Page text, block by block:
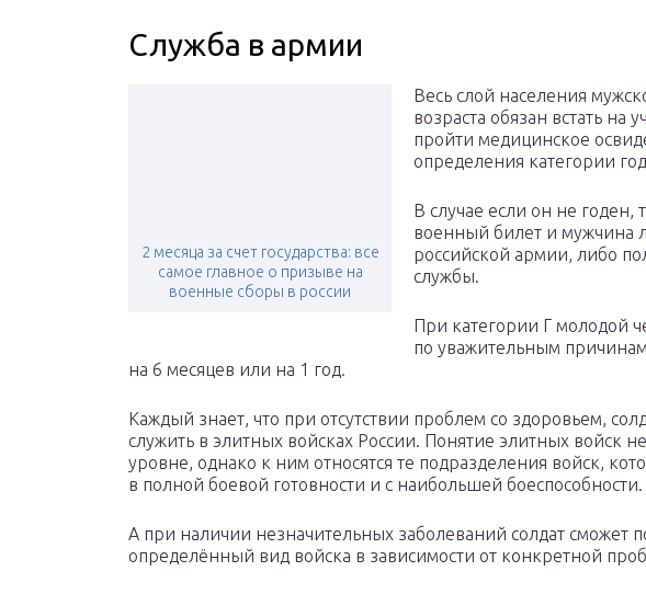
Служба в армии
2 месяца за счет государства: все
самое главное о призыве на
военные сборы в россии
Весь слой населения
возраста обязан встать на
пройти медицинское
определения категории
В случае если он не годен,
военный билет и мужчина
российской армии, либо
службы.
При категории Г молодой
по уважительным
на 6 месяцев или на 1 год.
Каждый знает, что при отсутствии проблем со здоровьем,
служить в элитных войсках России. Понятие элитных войск
уровне, однако к ним относятся те подразделения войск,
в полной боевой готовности и с наибольшей боеспособности.
А при наличии незначительных заболеваний солдат сможет
определённый вид войска в зависимости от конкретной